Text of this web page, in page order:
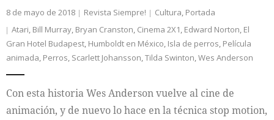
Nacional
Colaboradores
Cultura
8 de mayo de 2018 Revista Siempre! Cultura, Portada
Atari, Bill Murray, Bryan Cranston, Cinema 2X1, Edward Norton, El
Gran Hotel Budapest, Humboldt en México, Isla de perros, Película
animada, Perros, Scarlett Johansson,Tilda Swinton,Wes Anderson
Con esta historia Wes Anderson vuelve al cine de
animación, y de nuevo lo hace en la técnica stop motion,